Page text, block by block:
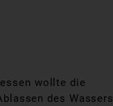
wollte die
des Wassers